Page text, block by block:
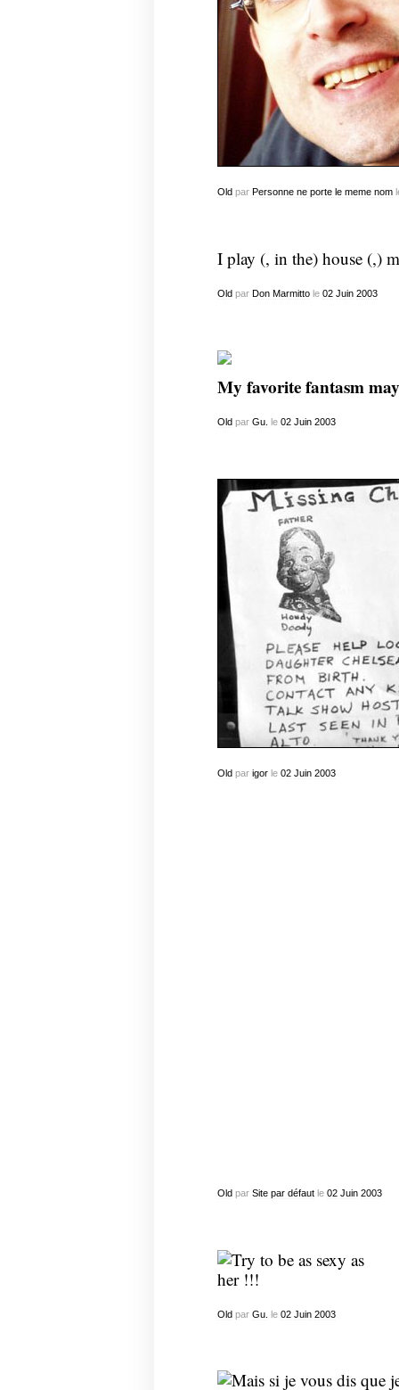
Old par Personne ne porte le meme nom
I play (, in the) house (,)
Oldpar Don Marmittole 02 Juin 2003
My favorite fantasm
Old par Gu. le 02 Juin 2003
Old par igorle 02 Juin 2003
Oldpar Site par défautle 02 Juin 2003
Oldpar Gu. le 02 Juin 2003